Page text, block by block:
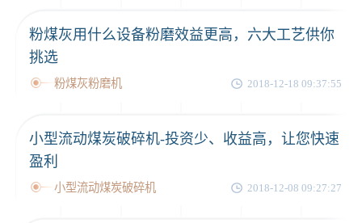
粉煤灰用什么设备粉磨效益更高，六大工艺供你
挑选
粉煤灰粉磨机 2018-12-18 09:37:55
小型流动煤炭破碎机-投资少、收益高，让您快速
盈利
小型流动煤炭破碎机 2018-12-08 09:27:27